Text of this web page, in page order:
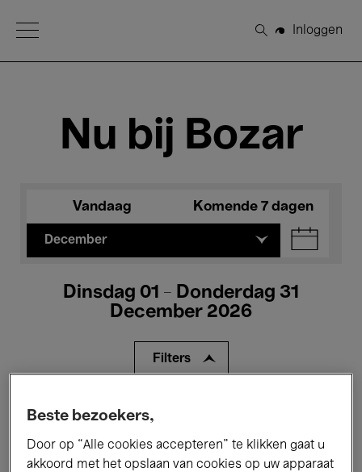
Open Menu
Zoeken
Inloggen
Nu bij Bozar
Vandaag Komende 7 dagen
December
Dinsdag 01 - Donderdag 31
December 2026
Filters
Alle evenementen
Tentoonstellingen Films
Beste bezoekers,
Door op “Alle cookies accepteren” te klikken gaat u
akkoord met het opslaan van cookies op uw apparaat